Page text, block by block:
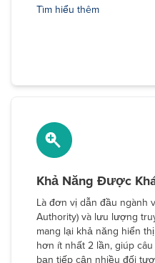
Tìm hiểu thêm
Khả Năng Được
Là đơn vị dẫn đầu ngành
Authority) và lưu lượng
mang lại khả năng hiển
hơn ít nhất 2 lần, giúp
bạn tiếp cận nhiều đối